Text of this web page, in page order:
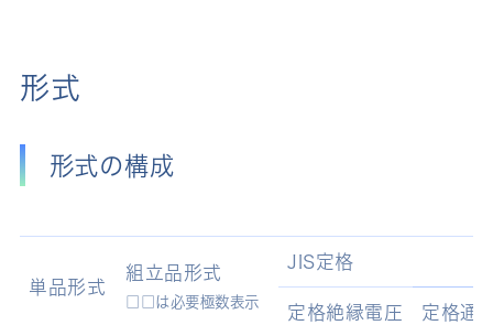
形式
形式の構成
単品形式
組立品形式
□□は必要極数表示
JIS定格
定格絶縁電圧 定格通